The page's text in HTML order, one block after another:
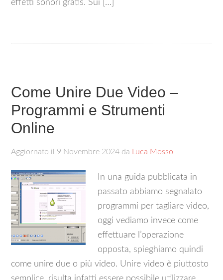
effetti sonori gratis. Sui […]
Come Unire Due Video –
Programmi e Strumenti
Online
Aggiornato il 9 Novembre 2024 da Luca Mosso
In una guida pubblicata in
passato abbiamo segnalato
programmi per tagliare video,
oggi vediamo invece come
effettuare l’operazione
opposta, spieghiamo quindi
come unire due o più video. Unire video è piuttosto